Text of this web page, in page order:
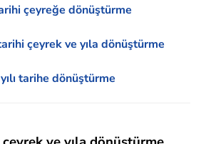
çeyreğe dönüştürme
çeyrek ve yıla dönüştürme
tarihe dönüştürme